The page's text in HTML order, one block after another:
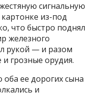
сигнальную
из-под
что быстро поднял
железного
рукой — и разом
грозные орудия.
оба ее дорогих сына
и